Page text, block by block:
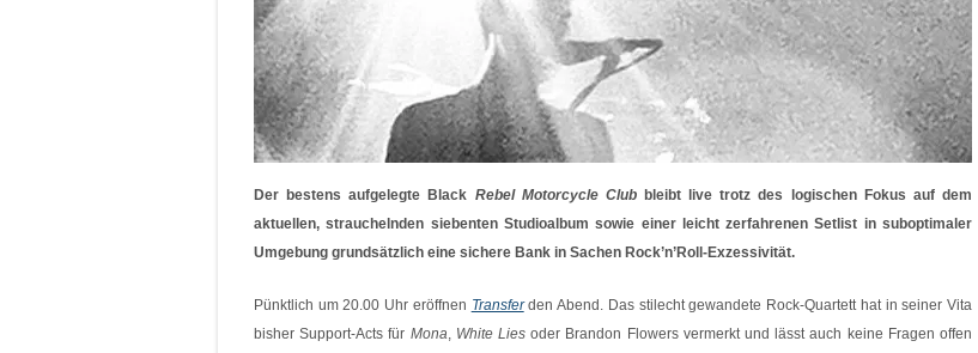
Der bestens aufgelegte Black Rebel Motorcycle Clubbleibt live trotz des logischen Fokus auf dem
aktuellen, strauchelnden siebenten Studioalbum sowie einer leicht zerfahrenen Setlist in suboptimaler
Umgebung grundsätzlich eine sichere Bank in Sachen Rock’n’Roll-Exzessivität.
Pünktlich um 20.00 Uhr eröffnen Transferden Abend. Das stilecht gewandete Rock-Quartett hat in seiner Vita
bisher Support-Acts für Mona, White Lies oder Brandon Flowers vermerkt und lässt auch keine Fragen offen